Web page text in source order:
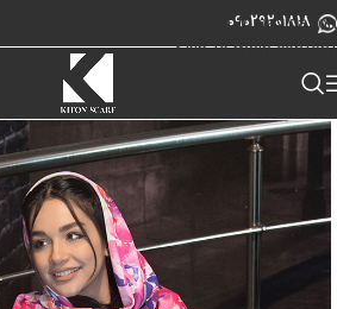
Skip to navigation
Skip to main content
09029201818